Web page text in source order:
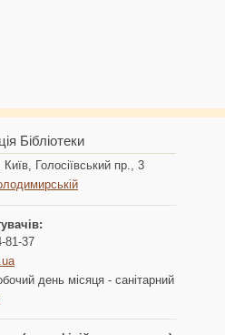
Бібліотеки
Голосіївський пр., 3
81-37
день місяця - санітарний